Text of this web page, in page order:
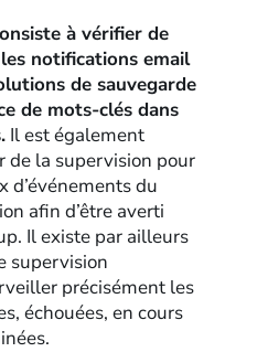
à vérifier de
notifications email
de sauvegarde
de mots-clés dans
Il est également
de la supervision pour
d’événements du
afin d’être averti
Il existe par ailleurs
supervision
précisément les
échouées, en cours